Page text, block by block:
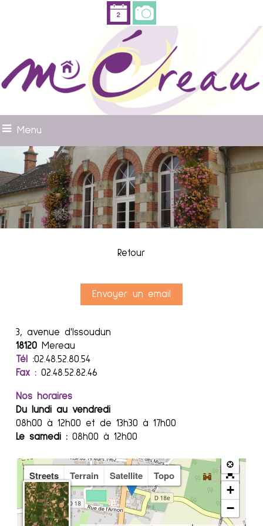
Menu
Retour
Envoyer un email
3, avenue d'Issoudun
18120Mereau
Tél :02.48.52.80.54
Fax : 02.48.52.82.46
Nos horaires
Du lundi au vendredi
08h00 à 12h00 et de 13h30 à 17h00
Le samedi : 08h00 à 12h00
Streets Terrain Satellite Topo
+
−